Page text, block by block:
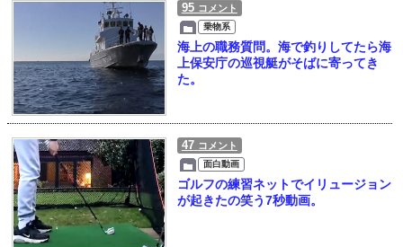
95 コメント
乗物系
海上の職務質問。海で釣りしてたら海
上保安庁の巡視艇がそばに寄ってき
た。
47 コメント
面白動画
ゴルフの練習ネットでイリュージョン
が起きたの笑う7秒動画。